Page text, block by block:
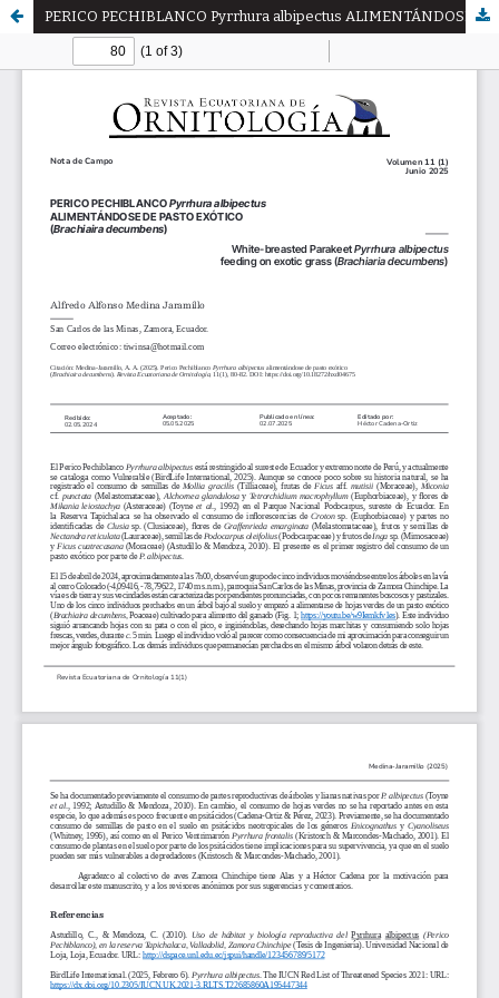
PERICO PECHIBLANCO Pyrrhura albipectus ALIMENTÁNDOSE DE PASTO EXÓTICO (Brachiaira decumbens)